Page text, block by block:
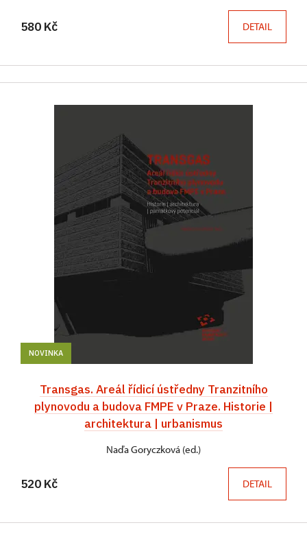
580 Kč DETAIL
NOVINKA
Transgas. Areál řídicí ústředny Tranzitního
plynovodu a budova FMPE v Praze. Historie |
architektura | urbanismus
Naďa Goryczková (ed.)
520 Kč DETAIL